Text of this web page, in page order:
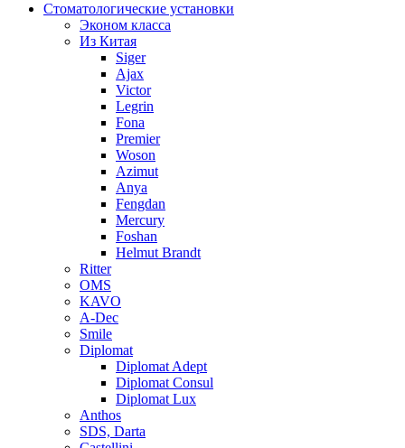
Стоматологические установки
Эконом класса
Из Китая
Siger
Ajax
Victor
Legrin
Fona
Premier
Woson
Azimut
Anya
Fengdan
Mercury
Foshan
Helmut Brandt
Ritter
OMS
KAVO
A-Dec
Smile
Diplomat
Diplomat Adept
Diplomat Consul
Diplomat Lux
Anthos
SDS, Darta